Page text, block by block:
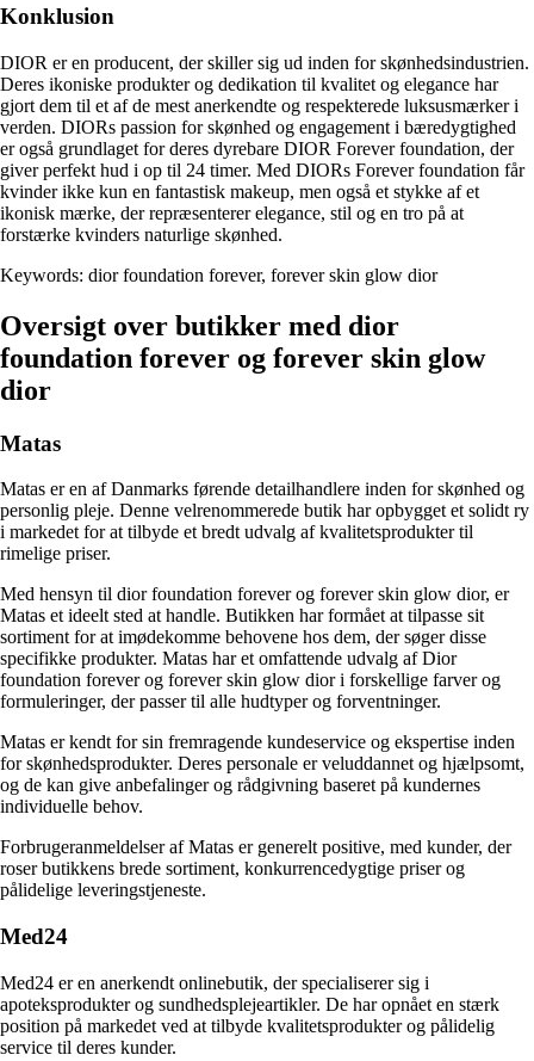
Konklusion
DIOR er en producent, der skiller sig ud inden for skønhedsindustrien.
Deres ikoniske produkter og dedikation til kvalitet og elegance har
gjort dem til et af de mest anerkendte og respekterede luksusmærker i
verden. DIORs passion for skønhed og engagement i bæredygtighed
er også grundlaget for deres dyrebare DIOR Forever foundation, der
giver perfekt hud i op til 24 timer. Med DIORs Forever foundation får
kvinder ikke kun en fantastisk makeup, men også et stykke af et
ikonisk mærke, der repræsenterer elegance, stil og en tro på at
forstærke kvinders naturlige skønhed.
Keywords: dior foundation forever, forever skin glow dior
Oversigt over butikker med dior
foundation forever og forever skin glow
dior
Matas
Matas er en af Danmarks førende detailhandlere inden for skønhed og
personlig pleje. Denne velrenommerede butik har opbygget et solidt ry
i markedet for at tilbyde et bredt udvalg af kvalitetsprodukter til
rimelige priser.
Med hensyn til dior foundation forever og forever skin glow dior, er
Matas et ideelt sted at handle. Butikken har formået at tilpasse sit
sortiment for at imødekomme behovene hos dem, der søger disse
specifikke produkter. Matas har et omfattende udvalg af Dior
foundation forever og forever skin glow dior i forskellige farver og
formuleringer, der passer til alle hudtyper og forventninger.
Matas er kendt for sin fremragende kundeservice og ekspertise inden
for skønhedsprodukter. Deres personale er veluddannet og hjælpsomt,
og de kan give anbefalinger og rådgivning baseret på kundernes
individuelle behov.
Forbrugeranmeldelser af Matas er generelt positive, med kunder, der
roser butikkens brede sortiment, konkurrencedygtige priser og
pålidelige leveringstjeneste.
Med24
Med24 er en anerkendt onlinebutik, der specialiserer sig i
apoteksprodukter og sundhedsplejeartikler. De har opnået en stærk
position på markedet ved at tilbyde kvalitetsprodukter og pålidelig
service til deres kunder.